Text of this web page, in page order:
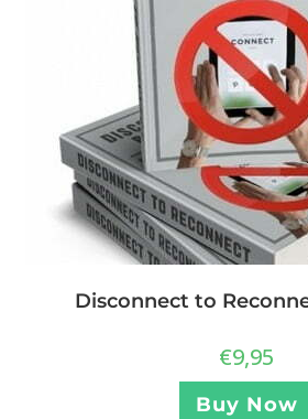
Disconnect to
€9,95
Buy Now